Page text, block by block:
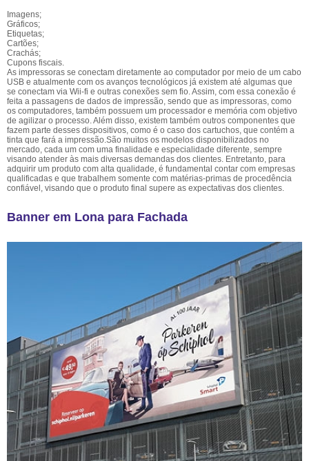
Imagens;
Gráficos;
Etiquetas;
Cartões;
Crachás;
Cupons fiscais.
As impressoras se conectam diretamente ao computador por meio de um cabo
USB e atualmente com os avanços tecnológicos já existem até algumas que
se conectam via Wii-fi e outras conexões sem fio. Assim, com essa conexão é
feita a passagens de dados de impressão, sendo que as impressoras, como
os computadores, também possuem um processador e memória com objetivo
de agilizar o processo. Além disso, existem também outros componentes que
fazem parte desses dispositivos, como é o caso dos cartuchos, que contém a
tinta que fará a impressão.São muitos os modelos disponibilizados no
mercado, cada um com uma finalidade e especialidade diferente, sempre
visando atender às mais diversas demandas dos clientes. Entretanto, para
adquirir um produto com alta qualidade, é fundamental contar com empresas
qualificadas e que trabalhem somente com matérias-primas de procedência
confiável, visando que o produto final supere as expectativas dos clientes.
Banner em Lona para Fachada